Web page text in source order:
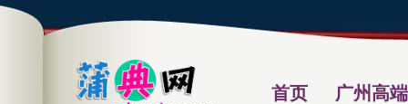
首页 广州高